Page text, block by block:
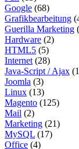
Google (68)
Grafikbearbeitung
Guerilla Marketing
Hardware (2)
HTML5 (5)
Internet (28)
Java-Script / Ajax
Joomla (3)
Linux (13)
Magento (125)
Mail (2)
Marketing (21)
MySQL (17)
Office (4)